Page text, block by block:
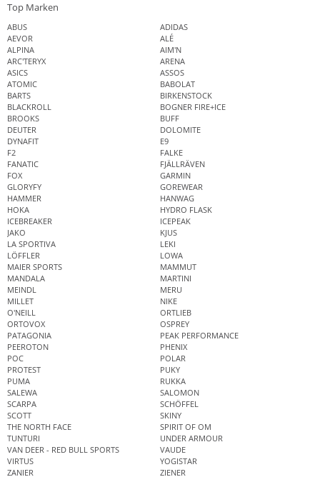
Top Marken
ABUS
ADIDAS
AEVOR
ALÉ
ALPINA
AIM'N
ARC'TERYX
ARENA
ASICS
ASSOS
ATOMIC
BABOLAT
BARTS
BIRKENSTOCK
BLACKROLL
BOGNER FIRE+ICE
BROOKS
BUFF
DEUTER
DOLOMITE
DYNAFIT
E9
F2
FALKE
FANATIC
FJÄLLRÄVEN
FOX
GARMIN
GLORYFY
GOREWEAR
HAMMER
HANWAG
HOKA
HYDRO FLASK
ICEBREAKER
ICEPEAK
JAKO
KJUS
LA SPORTIVA
LEKI
LÖFFLER
LOWA
MAIER SPORTS
MAMMUT
MANDALA
MARTINI
MEINDL
MERU
MILLET
NIKE
O'NEILL
ORTLIEB
ORTOVOX
OSPREY
PATAGONIA
PEAK PERFORMANCE
PEEROTON
PHENIX
POC
POLAR
PROTEST
PUKY
PUMA
RUKKA
SALEWA
SALOMON
SCARPA
SCHÖFFEL
SCOTT
SKINY
THE NORTH FACE
SPIRIT OF OM
TUNTURI
UNDER ARMOUR
VAN DEER - RED BULL SPORTS
VAUDE
VIRTUS
YOGISTAR
ZANIER
ZIENER